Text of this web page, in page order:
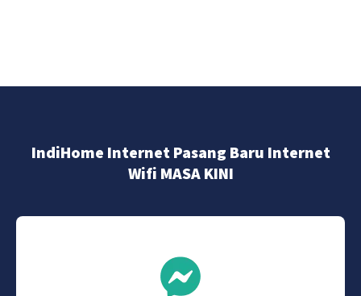
IndiHome Internet Pasang Baru Internet
Wifi MASA KINI